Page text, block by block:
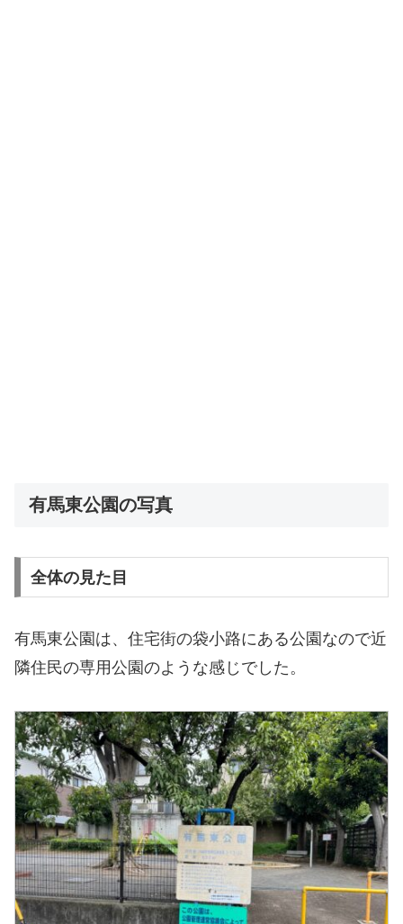
有馬東公園の写真
全体の見た目
有馬東公園は、住宅街の袋小路にある公園なので近
隣住民の専用公園のような感じでした。